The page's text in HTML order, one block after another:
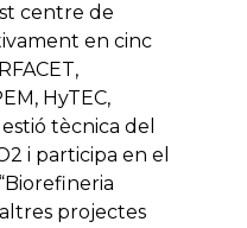
centre de
en cinc
HyTEC,
tècnica del
i participa en el
projectes